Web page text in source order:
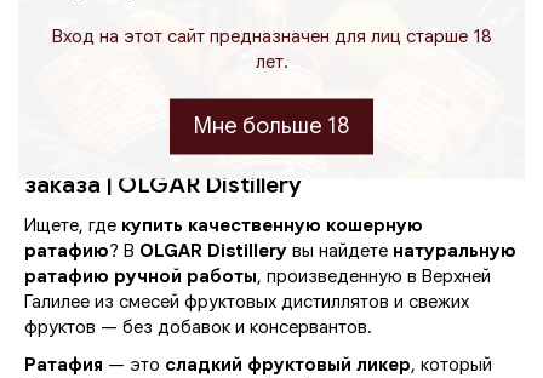
100% натуральный Веганский
Кошерная ратафия ручной работы —
натуральный фруктовый ликер для онлайн-
заказа | OLGAR Distillery
Ищете, где купить качественную кошерную
ратафию? В OLGAR Distillery вы найдете натуральную
ратафию ручной работы, произведенную в Верхней
Галилее из смесей фруктовых дистиллятов и свежих
фруктов — без добавок и консервантов.
Ратафия — это сладкий фруктовый ликер, который
Вход на этот сайт предназначен для лиц старше 18
лет.
Мне больше 18